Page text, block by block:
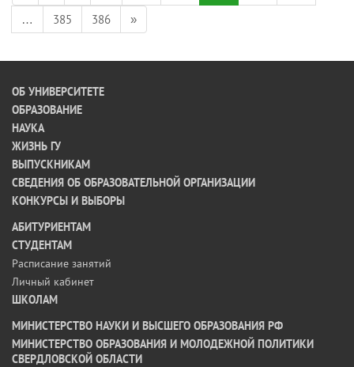
…
385 386 »
ОБ УНИВЕРСИТЕТЕ
ОБРАЗОВАНИЕ
НАУКА
ЖИЗНЬ ГУ
ВЫПУСКНИКАМ
СВЕДЕНИЯ ОБ ОБРАЗОВАТЕЛЬНОЙ ОРГАНИЗАЦИИ
КОНКУРСЫ И ВЫБОРЫ
АБИТУРИЕНТАМ
СТУДЕНТАМ
Расписание занятий
Личный кабинет
ШКОЛАМ
МИНИСТЕРСТВО НАУКИ И ВЫСШЕГО ОБРАЗОВАНИЯ РФ
МИНИСТЕРСТВО ОБРАЗОВАНИЯ И МОЛОДЕЖНОЙ ПОЛИТИКИ
СВЕРДЛОВСКОЙ ОБЛАСТИ